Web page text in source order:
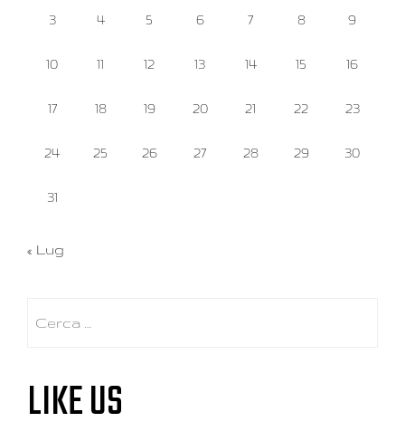
3 4 5 6 7 8 9
10 11 12 13 14 15 16
17 18 19 20 21 22 23
24 25 26 27 28 29 30
31
« Lug
LIKE US